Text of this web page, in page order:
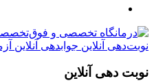
نوبت‌دهی آنلاین جوابدهی آنلاین
نوبت دهی آنلاین